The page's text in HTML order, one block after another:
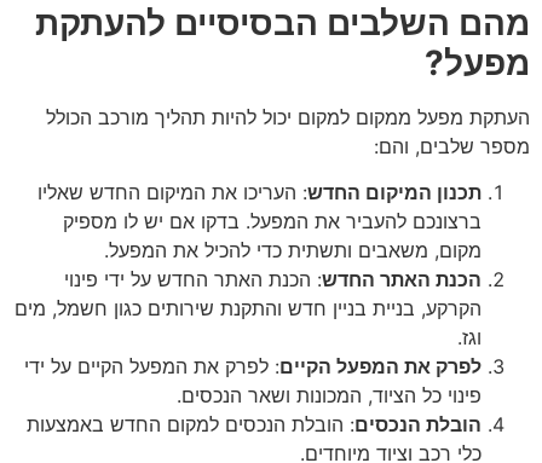
מהם השלבים הבסיסיים להעתקת
מפעל?
העתקת מפעל ממקום למקום יכול להיות תהליך מורכב הכולל
מספר שלבים, והם:
תכנון המיקום החדש: העריכו את המיקום החדש שאליו
ברצונכם להעביר את המפעל. בדקו אם יש לו מספיק
מקום, משאבים ותשתית כדי להכיל את המפעל.
הכנת האתר החדש: הכנת האתר החדש על ידי פינוי
הקרקע, בניית בניין חדש והתקנת שירותים כגון חשמל, מים
וגז.
לפרק את המפעל הקיים: לפרק את המפעל הקיים על ידי
פינוי כל הציוד, המכונות ושאר הנכסים.
הובלת הנכסים: הובלת הנכסים למקום החדש באמצעות
כלי רכב וציוד מיוחדים.